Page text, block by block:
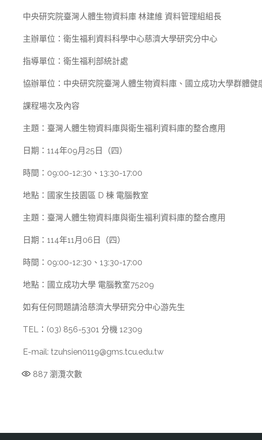
中央研究院臺灣人體生物資料庫 林建維 資料管理組組長
主辦單位：衛生福利資料科學中心慈濟大學研究分中心
指導單位：衛生福利部統計處
協辦單位：中央研究院臺灣人體生物資料庫、國立成功大學群體健
課程場次及內容
主題：臺灣人體生物資料庫與衛生福利資料庫的整合應用
日期：114年09月25日（四）
時間：09:00-12:30、13:30-17:00
地點：國家生技園區 D 棟 電腦教室
主題：臺灣人體生物資料庫與衛生福利資料庫的整合應用
日期：114年11月06日（四）
時間：09:00-12:30、13:30-17:00
地點：國立成功大學 電腦教室75209
如有任何問題請洽慈濟大學研究分中心游先生
TEL：(03) 856-5301 分機 12309
E-mail: tzuhsien0119@gms.tcu.edu.tw
887瀏灠次數